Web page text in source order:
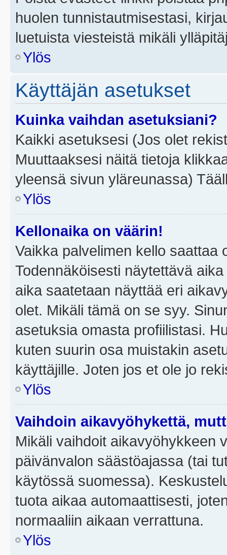
huolen tunnistautmisestasi,
luetuista viesteistä mikäli
Ylös
Käyttäjän asetukset
Kuinka vaihdan asetuksiani?
Kaikki asetuksesi (Jos olet
Muuttaaksesi näitä tietoja
yleensä sivun yläreunassa)
Ylös
Kellonaika on väärin!
Vaikka palvelimen kello saattaa
Todennäköisesti näytettävä
aika saatetaan näyttää eri
olet. Mikäli tämä on se syy.
asetuksia omasta profiilistasi.
kuten suurin osa muistakin
käyttäjille. Joten jos et ole jo
Ylös
Vaihdoin aikavyöhykettä,
Mikäli vaihdoit aikavyöhykkeen
päivänvalon säästöajassa (tai
käytössä suomessa).
tuota aikaa automaattisesti,
normaaliin aikaan verrattuna.
Ylös